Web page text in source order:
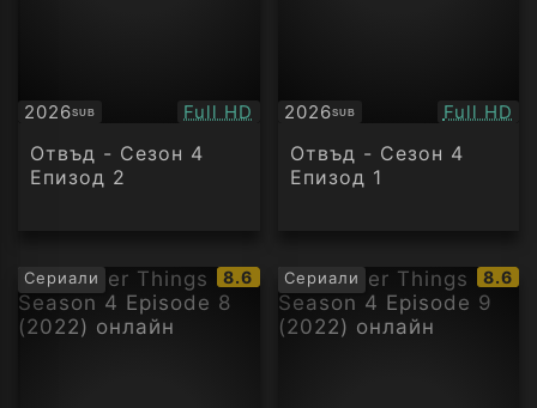
2026SUB
Субтитри Качество:
Full HD
Отвъд - Сезон 4
Епизод 2
2026SUB
Субтитри Full HD
Отвъд - Сезон 4
Епизод 1
Сериали
IMDb
рейтинг:
8.6 Сериали
IMDb
8.6